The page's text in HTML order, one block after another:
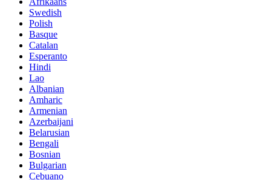
Swedish
Polish
Basque
Catalan
Esperanto
Hindi
Lao
Albanian
Amharic
Armenian
Azerbaijani
Belarusian
Bengali
Bosnian
Bulgarian
Cebuano